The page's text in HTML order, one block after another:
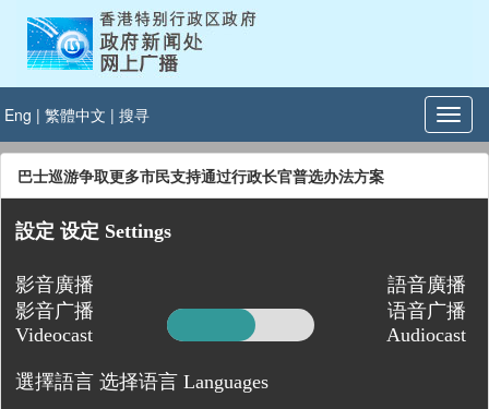
Eng | 繁體中文 | 搜寻
巴士巡游争取更多市民支持通过行政长官普选办法方案